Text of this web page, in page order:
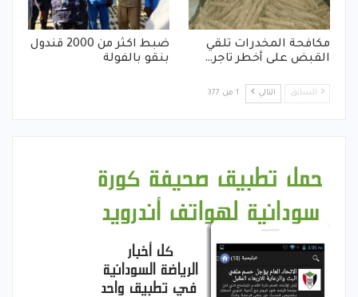
مكافحة المخدرات تلقي
القبض على أخطر تاجر…
ضبط اكثر من 2000 قندول
بنقو بالفولة
السابق التالي 1 من 377